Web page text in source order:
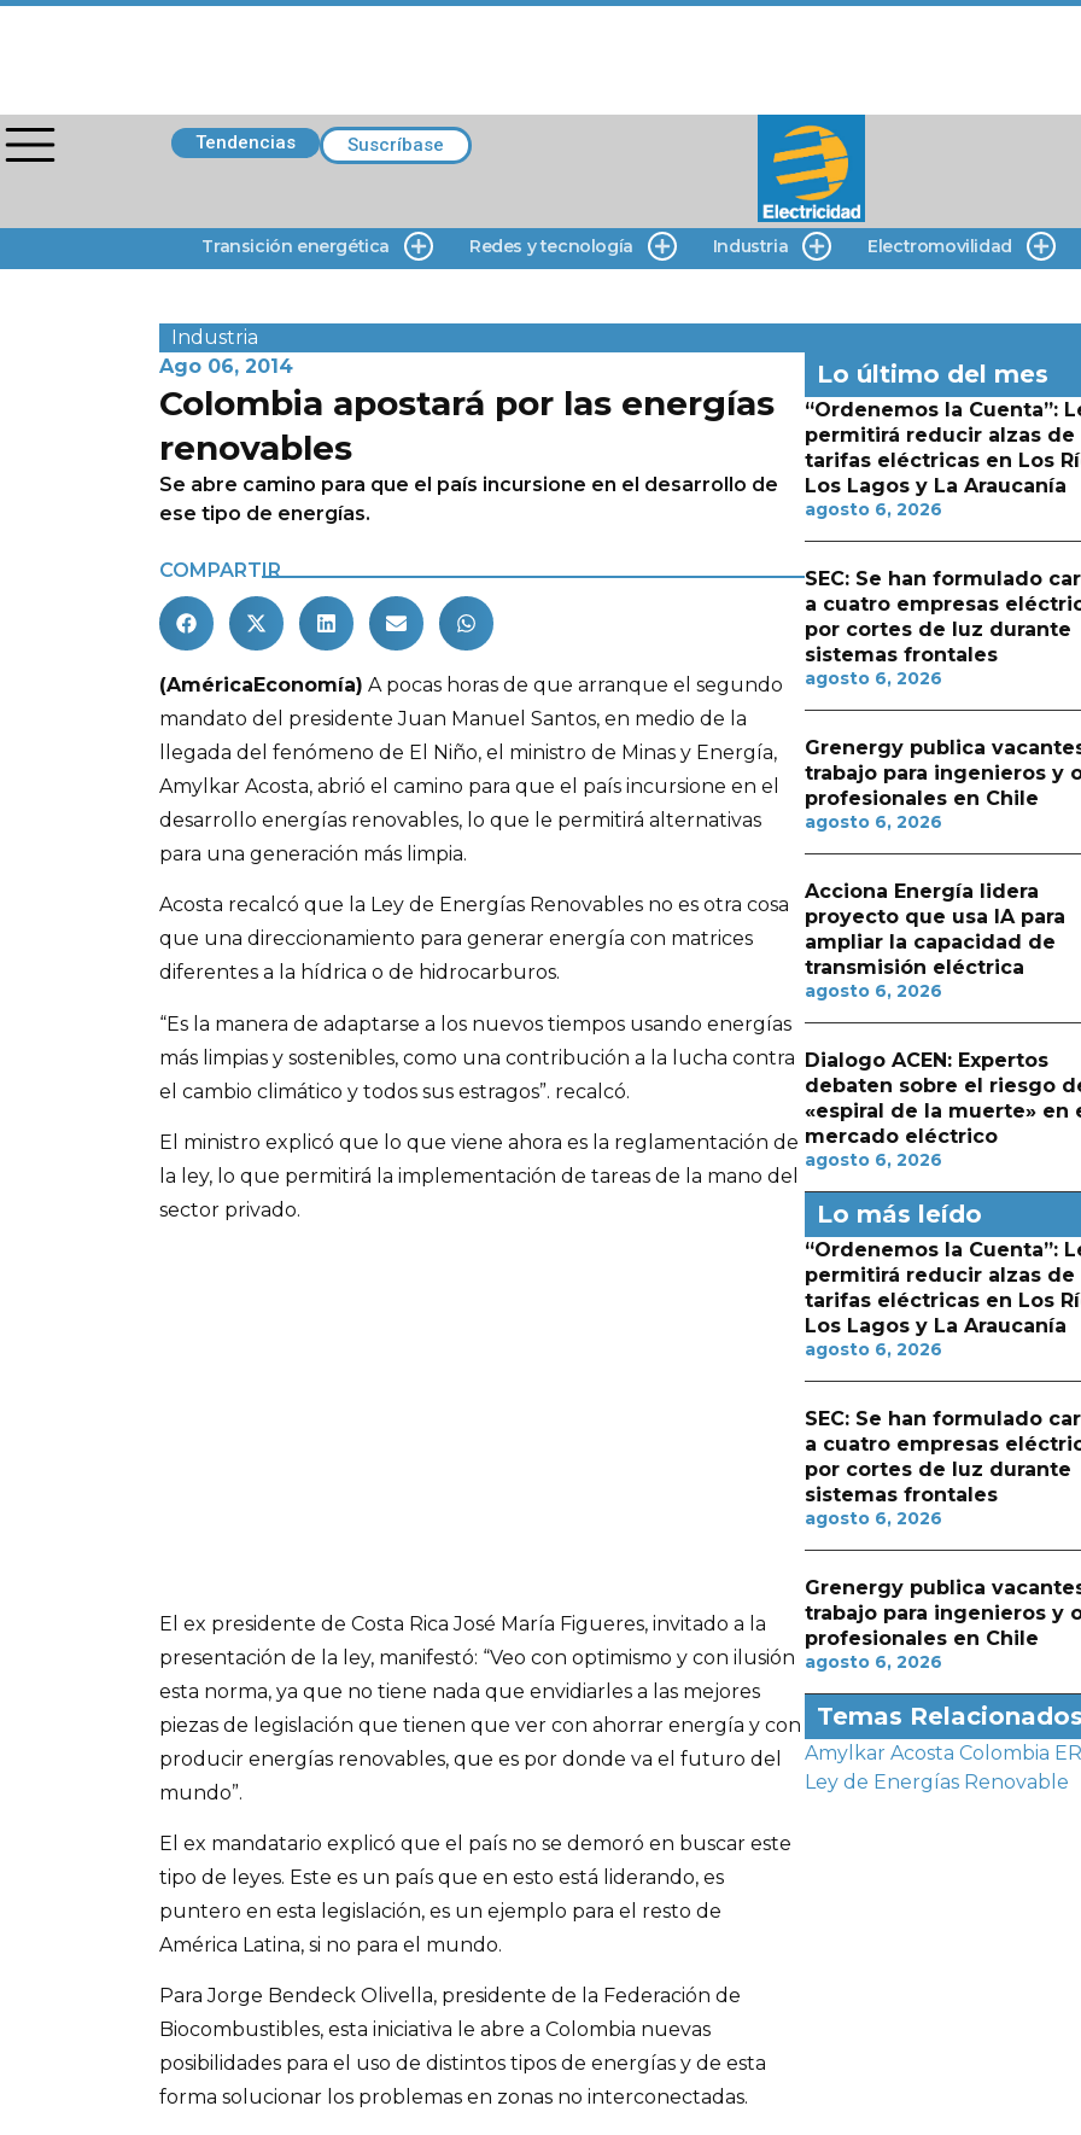
Tendencias Suscríbase
Transición energética Redes y tecnología Industria Electromovilidad
Industria
Ago 06, 2014
Colombia apostará por las energías
renovables
Se abre camino para que el país incursione en el desarrollo de
ese tipo de energías.
COMPARTIR
(AméricaEconomía) A pocas horas de que arranque el segundo
mandato del presidente Juan Manuel Santos, en medio de la
llegada del fenómeno de El Niño, el ministro de Minas y Energía,
Amylkar Acosta, abrió el camino para que el país incursione en el
desarrollo energías renovables, lo que le permitirá alternativas
para una generación más limpia.
Acosta recalcó que la Ley de Energías Renovables no es otra cosa
que una direccionamiento para generar energía con matrices
diferentes a la hídrica o de hidrocarburos.
“Es la manera de adaptarse a los nuevos tiempos usando energías
más limpias y sostenibles, como una contribución a la lucha contra
el cambio climático y todos sus estragos”. recalcó.
El ministro explicó que lo que viene ahora es la reglamentación de
la ley, lo que permitirá la implementación de tareas de la mano del
sector privado.
El ex presidente de Costa Rica José María Figueres, invitado a la
presentación de la ley, manifestó: “Veo con optimismo y con ilusión
esta norma, ya que no tiene nada que envidiarles a las mejores
piezas de legislación que tienen que ver con ahorrar energía y con
producir energías renovables, que es por donde va el futuro del
mundo”.
El ex mandatario explicó que el país no se demoró en buscar este
tipo de leyes. Este es un país que en esto está liderando, es
puntero en esta legislación, es un ejemplo para el resto de
América Latina, si no para el mundo.
Para Jorge Bendeck Olivella, presidente de la Federación de
Biocombustibles, esta iniciativa le abre a Colombia nuevas
posibilidades para el uso de distintos tipos de energías y de esta
forma solucionar los problemas en zonas no interconectadas.
Lo último del mes
“Ordenemos la Cuenta”:
permitirá reducir alzas de
tarifas eléctricas en Los
Los Lagos y La Araucanía
agosto 6, 2026
SEC: Se han formulado
a cuatro empresas
por cortes de luz durante
sistemas frontales
agosto 6, 2026
Grenergy publica
trabajo para ingenieros y
profesionales en Chile
agosto 6, 2026
Acciona Energía lidera
proyecto que usa IA para
ampliar la capacidad de
transmisión eléctrica
agosto 6, 2026
Dialogo ACEN: Expertos
debaten sobre el riesgo
«espiral de la muerte» en
mercado eléctrico
agosto 6, 2026
Lo más leído
“Ordenemos la Cuenta”:
permitirá reducir alzas de
tarifas eléctricas en Los
Los Lagos y La Araucanía
agosto 6, 2026
SEC: Se han formulado
a cuatro empresas
por cortes de luz durante
sistemas frontales
agosto 6, 2026
Grenergy publica
trabajo para ingenieros y
profesionales en Chile
agosto 6, 2026
Temas Relacionados
Amylkar Acosta Colombia
Ley de Energías Renovable